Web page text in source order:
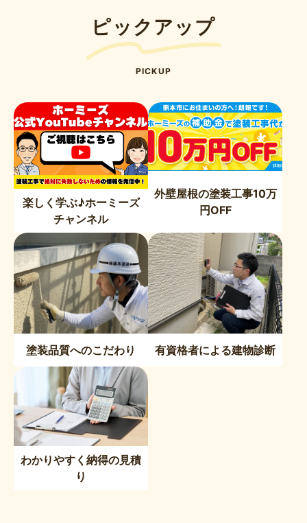
ピックアップ
PICKUP
楽しく学ぶ♪ホーミーズ
チャンネル
外壁屋根の塗装工事10万
円OFF
塗装品質へのこだわり 有資格者による建物診断
わかりやすく納得の見積
り